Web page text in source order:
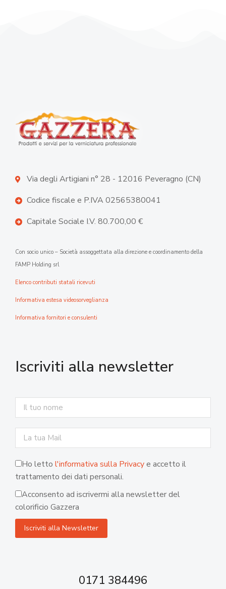
Via degli Artigiani n° 28 - 12016 Peveragno (CN)
Codice fiscale e P.IVA 02565380041
Capitale Sociale I.V. 80.700,00 €
Con socio unico – Società assoggettata alla direzione e coordinamento della
FAMP Holding srl
Elenco contributi statali ricevuti
Informativa estesa videosorveglianza
Informativa fornitori e consulenti
Iscriviti alla newsletter
Ho letto l'informativa sulla Privacye accetto il
trattamento dei dati personali.
Acconsento ad iscrivermi alla newsletter del
colorificio Gazzera
0171 384496